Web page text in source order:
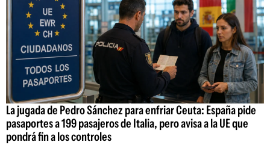
La jugada de Pedro Sánchez para enfriar Ceuta: España pide
pasaportes a 199 pasajeros de Italia, pero avisa a la UE que
pondrá fin a los controles